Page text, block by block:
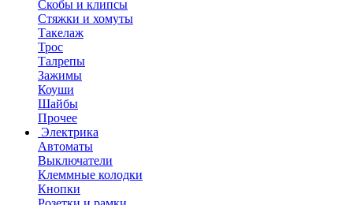
Скобы и клипсы
Стяжки и хомуты
Такелаж
Трос
Талрепы
Зажимы
Коуши
Шайбы
Прочее
Электрика
Автоматы
Выключатели
Клеммные колодки
Кнопки